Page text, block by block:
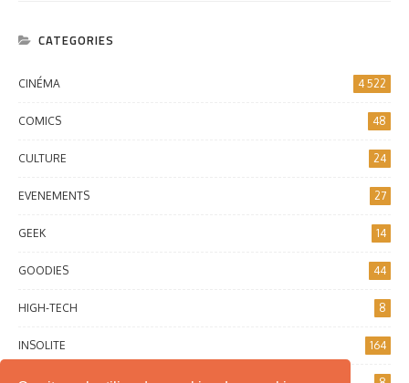
CATEGORIES
CINÉMA 4 522
COMICS 48
CULTURE 24
EVENEMENTS 27
GEEK 14
GOODIES 44
HIGH-TECH 8
INSOLITE 164